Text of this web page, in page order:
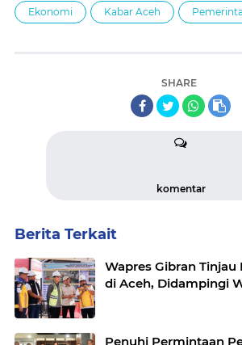
Ekonomi Kabar Aceh
SHARE
komentar
Berita Terkait
Wapres Gibran Tinjau
di Aceh, Didampingi
Penuhi Permintaan